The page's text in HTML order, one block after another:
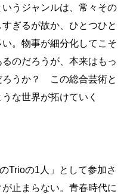
うジャンルは、常々その
ぎるが故か、ひとつひと
。物事が細分化してこそ
のだろうが、本来はもっ
ろうか？ この総合芸術と
な世界が拓けていく
Trioの1人」として参加さ
止まらない。青春時代に